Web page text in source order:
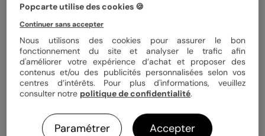
Format 12x17 cm
Papier Papier Satiné pelliculé
Quantité 1 carte
Popcarte utilise des cookies 🍪
Continuer sans accepter
Nous utilisons des cookies pour assurer le bon
fonctionnement du site et analyser le trafic afin
d'améliorer votre expérience d’achat et proposer des
contenus et/ou des publicités personnalisées selon vos
centres d’intérêts. Pour plus d'informations, veuillez
consulter notre politique de confidentialité.
Paramétrer Accepter